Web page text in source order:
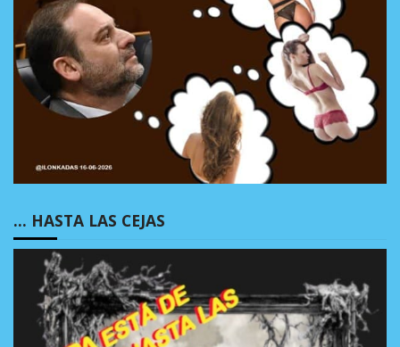
… HASTA LAS CEJAS